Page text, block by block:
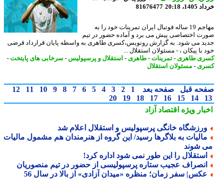
20:18
81676477
مهاجم 19 ساله فوتبال ایران تمرینات خود را به
اختصاصی پیش می برد و آماده حضور در تیم
می شود. به گزارش رونویس،کسری طاهری به واسطه پایان قرارداد قرضی
با پیکان ، - مسئولان استقلال ...
طاهری- تمرینات -طاهری- استقلال و پرسپولیس-سرخابی های پایتخت-
- مسئولان استقلال
قبل صفحه بعد 1
2
3
4
5
6
7
8
9
10
11
12
14
15
16
17
18
19
20
ویژهاقتصاد آزاد
خانگی پرسپولیس و استقلال اعلام شد
به بلاگرها رسید/ این گروه از هنرمندان هم مشمول مالیات
شوند
را این طور نمی شود اداره کرد!
عجیب ستاره پرسپولیسی از حضور در تیم منصوریان
سفر زمان؛ منظره «میدان آزادی» از بالا در سال 56